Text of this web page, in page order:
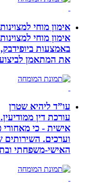
אימון מוחי למצוינות
אימון מוחי למצוינות,
את המתאמן לביצועי
עו”ד ליהיא שטרן
עורכת דין ממודיעין.
אישית - כי מאחורי
וערכים. השירותים
האישי-משפחתי